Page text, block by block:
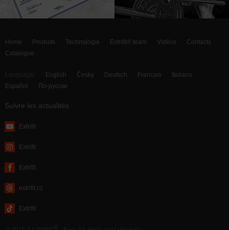
Home Produits Technologie Extrifit® team Vidéos
Contacts
Catalogue
English Česky Deutsch Francais
Italiano
Español
По-русски
Suivre les actualités
Extrifit
Extrifit
Extrifit
extrifit.cz
Extrifit